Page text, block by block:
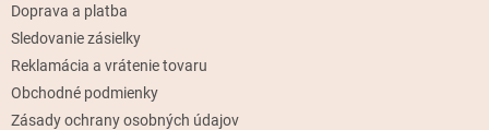
Doprava a platba
Sledovanie zásielky
Reklamácia a vrátenie tovaru
Obchodné podmienky
Zásady ochrany osobných údajov